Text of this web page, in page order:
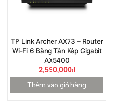
TP Link Archer AX73 – Router
Wi-Fi 6 Băng Tần Kép Gigabit
AX5400
2,590,000₫
Thêm vào giỏ hàng